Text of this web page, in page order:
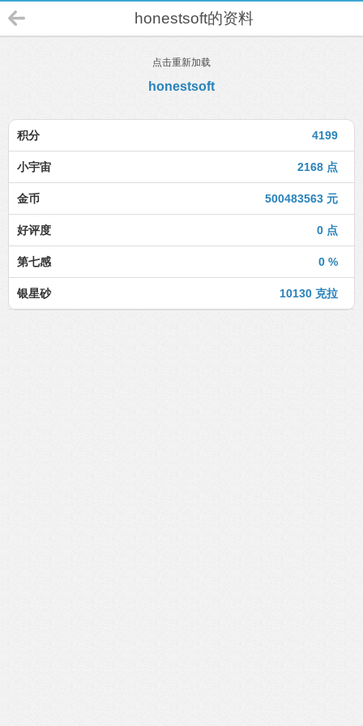
honestsoft的资料
点击重新加载
honestsoft
4199
积分
2168 点
小宇宙
500483563 元
金币
0 点
好评度
0 %
第七感
10130 克拉
银星砂